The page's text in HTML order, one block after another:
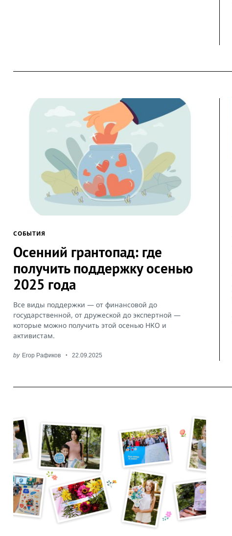
СОБЫТИЯ
Осенний грантопад: где
получить поддержку осенью
2025 года
Все виды поддержки — от финансовой до
государственной, от дружеской до экспертной —
которые можно получить этой осенью НКО и
активистам.
by Егор Рафиков 22.09.2025